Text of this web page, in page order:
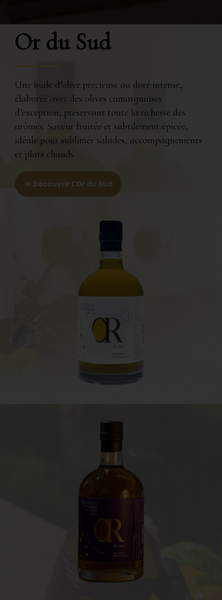
Or du Sud
Une huile d’olive précieuse au doré intense,
élaborée avec des olives camarguaises
d’exception, préservant toute la richesse des
arômes. Saveur fruitée et subtilement épicée,
idéale pour sublimer salades, accompagnements
et plats chauds.
Découvrir l'Or du Sud